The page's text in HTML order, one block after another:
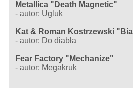
Metallica "Death Magnetic"
-autor: Ugluk
Kat & Roman Kostrzewski
-autor: Do diabła
Fear Factory "Mechanize"
-autor: Megakruk